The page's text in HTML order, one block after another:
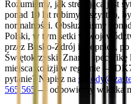
Rozumiemy, jak stresująca jest
ponad 10 lat robimy wszystko,
normalności. Obsłużyliśmy
Polski, w tym setki w
przez Busko-Zdrój i Stopnicę,
Świętokrzyski. Znamy specyfikę
miejsca kolizji w regionie —
pytanie? Napisz na
565 565 — odpowiemy w kilka